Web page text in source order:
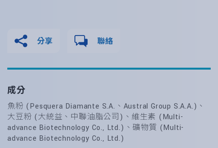
分享 聯絡
成分
魚粉 (Pesquera Diamante S.A.、Austral Group S.A.A.)、
大豆粉 (大統益、中聯油脂公司)、維生素 (Multi-
advance Biotechnology Co., Ltd.)、礦物質 (Multi-
advance Biotechnology Co., Ltd.)